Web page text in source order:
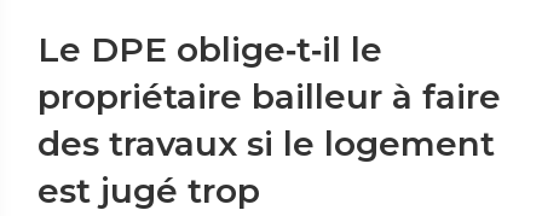
Le DPE oblige‑t‑il le
propriétaire bailleur à faire
des travaux si le logement
est jugé trop